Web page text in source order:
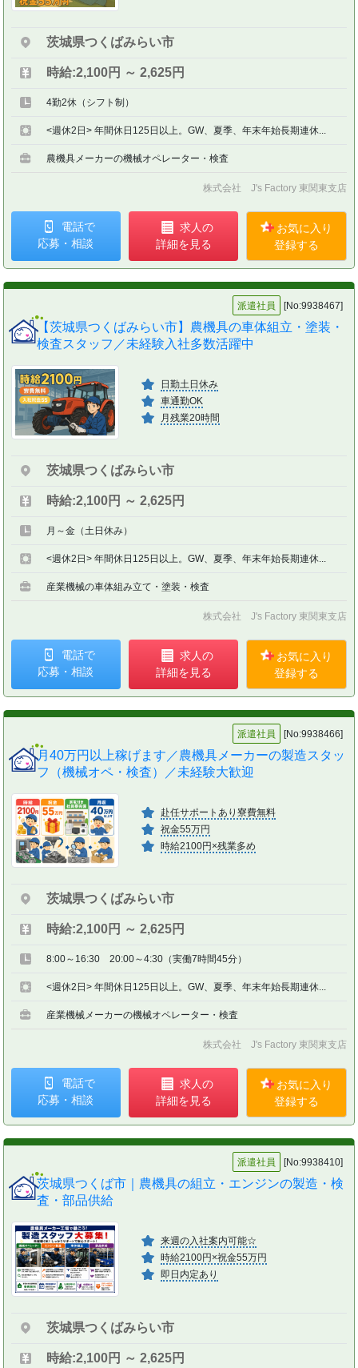
茨城県つくばみらい市
時給:2,100円 ～ 2,625円
4勤2休（シフト制）
<週休2日> 年間休日125日以上。GW、夏季、年末年始長期連休...
農機具メーカーの機械オペレーター・検査
株式会社 J's Factory 東関東支店
電話で
応募・相談
求人の
詳細を見る
お気に入り
登録する
派遣社員 [No:9938467]
【茨城県つくばみらい市】農機具の車体組立・塗装・
検査スタッフ／未経験入社多数活躍中
日勤土日休み
車通勤OK
月残業20時間
茨城県つくばみらい市
時給:2,100円 ～ 2,625円
月～金（土日休み）
<週休2日> 年間休日125日以上。GW、夏季、年末年始長期連休...
産業機械の車体組み立て・塗装・検査
株式会社 J's Factory 東関東支店
電話で
応募・相談
求人の
詳細を見る
お気に入り
登録する
派遣社員 [No:9938466]
月40万円以上稼げます／農機具メーカーの製造スタッ
フ（機械オペ・検査）／未経験大歓迎
赴任サポートあり寮費無料
祝金55万円
時給2100円×残業多め
茨城県つくばみらい市
時給:2,100円 ～ 2,625円
8:00～16:30 20:00～4:30（実働7時間45分）
<週休2日> 年間休日125日以上。GW、夏季、年末年始長期連休...
産業機械メーカーの機械オペレーター・検査
株式会社 J's Factory 東関東支店
電話で
応募・相談
求人の
詳細を見る
お気に入り
登録する
派遣社員 [No:9938410]
茨城県つくば市｜農機具の組立・エンジンの製造・検
査・部品供給
来週の入社案内可能☆
時給2100円×祝金55万円
即日内定あり
茨城県つくばみらい市
時給:2,100円 ～ 2,625円